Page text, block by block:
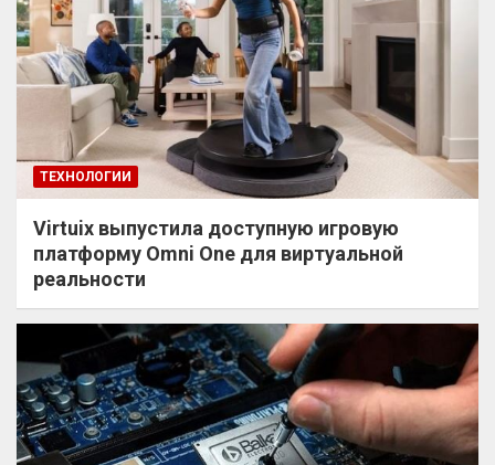
ТЕХНОЛОГИИ
Virtuix выпустила доступную игровую
платформу Omni One для виртуальной
реальности